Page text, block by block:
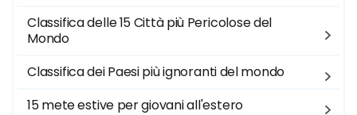
Classifica delle 15 Città più Pericolose del
Mondo
Classifica dei Paesi più ignoranti del mondo
15 mete estive per giovani all'estero